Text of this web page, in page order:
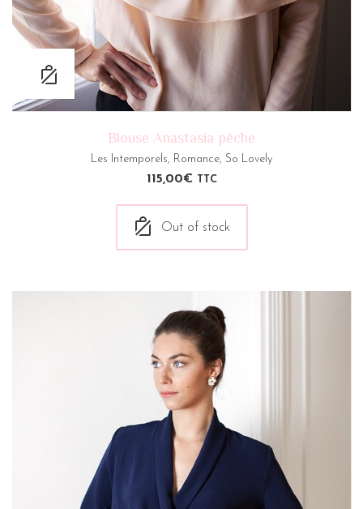
Blouse Anastasia pêche
Les Intemporels, Romance, So Lovely
115,00€ TTC
Out of stock